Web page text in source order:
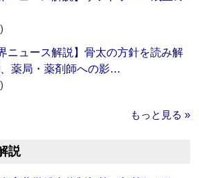
ニュース解説】骨太の方針を読み解
、薬局・薬剤師への影…
もっと見る »
説